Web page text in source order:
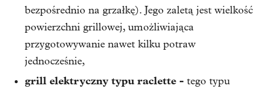
bezpośrednio na grzałkę). Jego zaletą jest wielkość
powierzchni grillowej, umożliwiająca
przygotowywanie nawet kilku potraw
jednocześnie,
grill elektryczny typu raclette - tego typu